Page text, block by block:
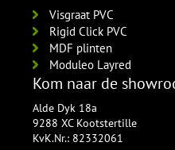
Visgraat PVC
Rigid Click PVC
MDF plinten
Moduleo Layred
Kom naar de
Alde Dyk 18a
9288 XC Kootstertille
KvK.Nr.: 82332061